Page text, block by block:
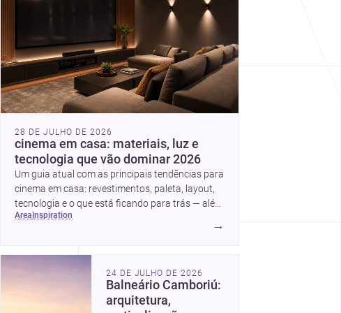
28 DE JULHO DE 2026
cinema em casa: materiais, luz e
tecnologia que vão dominar 2026
Um guia atual com as principais tendências para
cinema em casa: revestimentos, paleta, layout,
tecnologia e o que está ficando para trás — além
de ideias simples para atualizar sem reforma
area inspiration
→
24 DE JULHO DE 2026
Balneário Camboriú:
arquitetura,